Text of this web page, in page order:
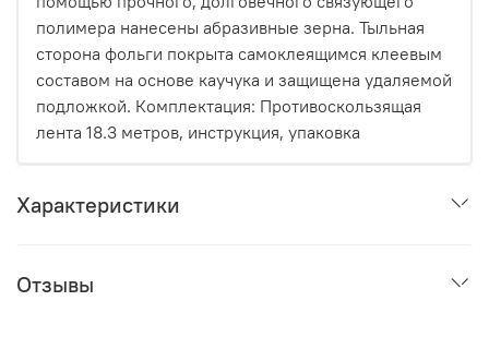
полимера нанесены абразивные зерна. Тыльная
сторона фольги покрыта самоклеящимся клеевым
составом на основе каучука и защищена удаляемой
подложкой. Комплектация: Противоскользящая
лента 18.3 метров, инструкция, упаковка
Характеристики
Отзывы